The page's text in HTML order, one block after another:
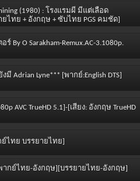
(1980) : โรงแรมผี มีแต่เลือด
ายไทย + อังกฤษ + ซับไทย PGS คมชัด]
O Sarakham-Remux.AC-3.1080p.
มี Adrian Lyne*** [พากย์:English DTS]
AVC TrueHD 5.1]-[เสียง: อังกฤษ TrueHD
กย์ไทย บรรยายไทย]
[พากย์ไทย-อังกฤษ][บรรยายไทย-อังกฤษ]